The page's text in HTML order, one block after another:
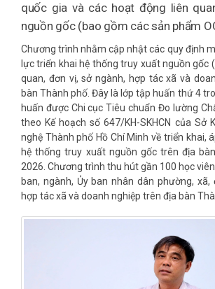
quốc gia và các hoạt động liên
nguồn gốc (bao gồm các sản phẩm
Chương trình nhằm cập nhật các quy định
lực triển khai hệ thống truy xuất nguồn gốc
quan, đơn vị, sở ngành, hợp tác xã và
bàn Thành phố. Đây là lớp tập huấn thứ 4
huấn được Chi cục Tiêu chuẩn Đo lường
theo Kế hoạch số 647/KH-SKHCN của Sở
nghệ Thành phố Hồ Chí Minh về triển khai,
hệ thống truy xuất nguồn gốc trên địa
2026. Chương trình thu hút gần 100 học
ban, ngành, Ủy ban nhân dân phường, xã,
hợp tác xã và doanh nghiệp trên địa bàn